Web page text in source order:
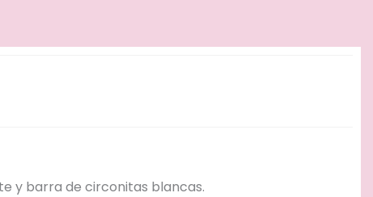
y barra de circonitas blancas.